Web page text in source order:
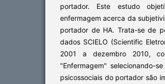
portador. Este estudo
enfermagem acerca da
portador de HA. Trata-se de
dados SCIELO (Scientific
2001 a dezembro 2010,
"Enfermagem" selecionando-
psicossociais do portador são